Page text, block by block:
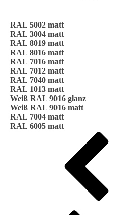
RAL 5002 matt
RAL 3004 matt
RAL 8019 matt
RAL 8016 matt
RAL 7016 matt
RAL 7012 matt
RAL 7040 matt
RAL 1013 matt
Weiß RAL 9016 glanz
Weiß RAL 9016 matt
RAL 7004 matt
RAL 6005 matt